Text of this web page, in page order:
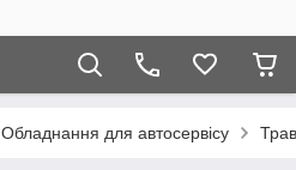
Обладнання для автосервісу